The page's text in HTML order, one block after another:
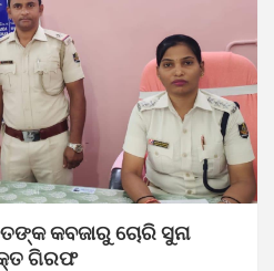
କବଜାରୁ ଚୋରି ସୁନା
ଗିରଫ